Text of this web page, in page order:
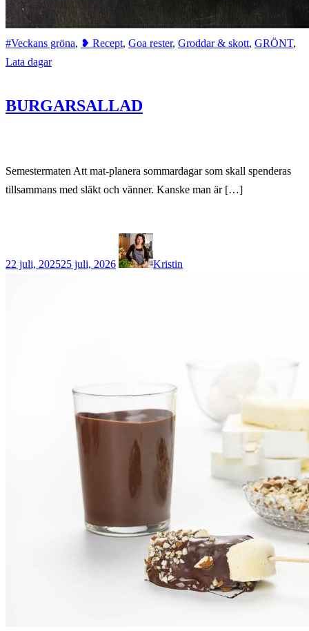
#Veckans gröna, ❥ Recept, Goa rester, Groddar & skott, GRÖNT,
Lata dagar
BURGARSALLAD
Semestermaten Att mat-planera sommardagar som skall spenderas
tillsammans med släkt och vänner. Kanske man är […]
22 juli, 202525 juli, 2026 Kristin